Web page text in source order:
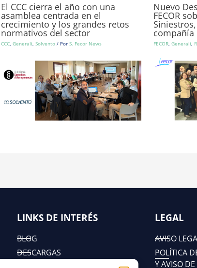
El CCC cierra el año con una
asamblea centrada en el
crecimiento y los grandes retos
normativos del sector
CCC Generali Solvento / Por S. Fecor News
Nuevo
FECOR
compañía
FECOR Generali
LINKS DE INTERÉS
BLOG
DESCARGAS
LEGAL
AVISO
POLÍTICA
Y AVISO